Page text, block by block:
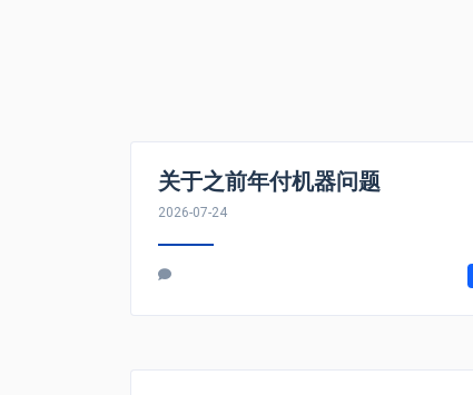
关于之前年付机器问题
2026-07-24